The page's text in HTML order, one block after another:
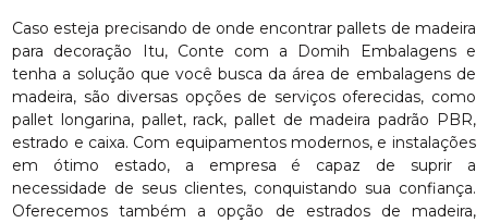
Caso esteja precisando de onde encontrar pallets de madeira
para decoração Itu, Conte com a Domih Embalagens e
tenha a solução que você busca da área de embalagens de
madeira, são diversas opções de serviços oferecidas, como
pallet longarina, pallet, rack, pallet de madeira padrão PBR,
estrado e caixa. Com equipamentos modernos, e instalações
em ótimo estado, a empresa é capaz de suprir a
necessidade de seus clientes, conquistando sua confiança.
Oferecemos também a opção de estrados de madeira,